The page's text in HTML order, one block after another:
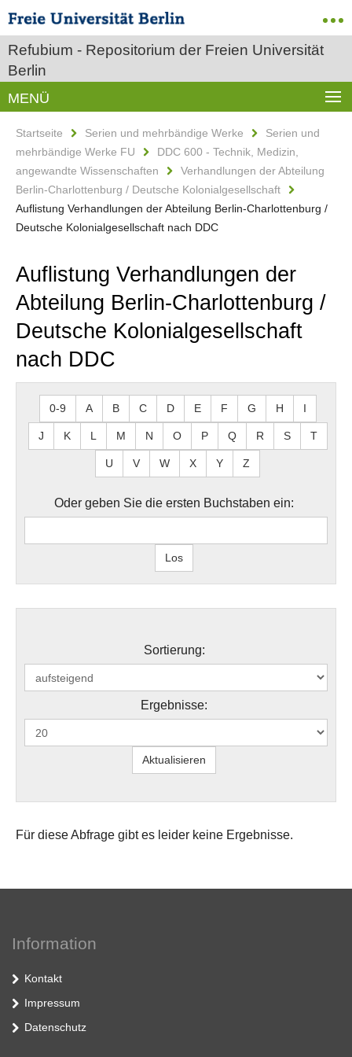
Refubium - Repositorium der Freien Universität
Berlin
MENÜ
Startseite Serien und mehrbändige Werke
Serien und
mehrbändige Werke FU
DDC 600 - Technik, Medizin,
angewandte Wissenschaften
Verhandlungen der Abteilung
Berlin-Charlottenburg / Deutsche Kolonialgesellschaft
Auflistung Verhandlungen der Abteilung Berlin-Charlottenburg /
Deutsche Kolonialgesellschaft nach DDC
Auflistung Verhandlungen der
Abteilung Berlin-Charlottenburg /
Deutsche Kolonialgesellschaft
nach DDC
0-9 A B C D E F G H I
J K L M N O P Q R S T
U V W X Y Z
Oder geben Sie die ersten Buchstaben ein:
Sortierung:
Ergebnisse:
Für diese Abfrage gibt es leider keine Ergebnisse.
Information
Kontakt
Impressum
Datenschutz